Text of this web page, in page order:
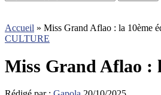
Accueil » Miss Grand Aflao : la 10ème
CULTURE
Miss Grand Aflao :